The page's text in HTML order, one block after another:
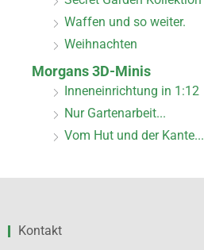
Waffen und so weiter.
Weihnachten
Morgans 3D-Minis
Inneneinrichtung in 1:12
Nur Gartenarbeit...
Vom Hut und der Kante...
Kontakt